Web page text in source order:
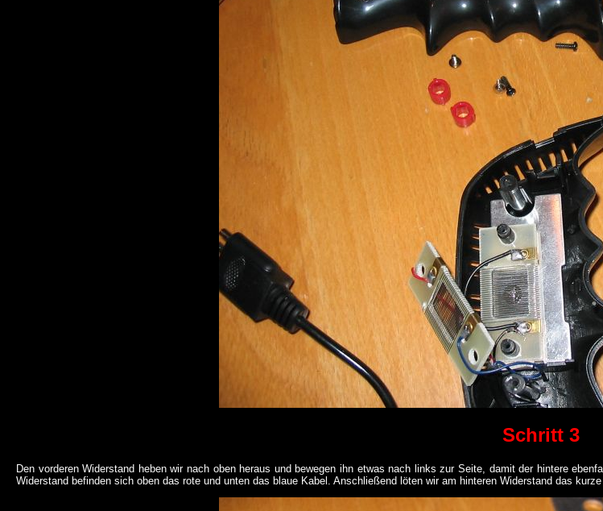
Schritt 3
Den vorderen Widerstand heben wir nach oben heraus und bewegen ihn etwas nach links zur Seite, damit der hintere
Widerstand befinden sich oben das rote und unten das blaue Kabel. Anschließend löten wir am hinteren Widerstand das